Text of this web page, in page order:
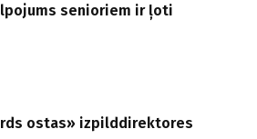
senioriem ir ļoti
ostas» izpilddirektores